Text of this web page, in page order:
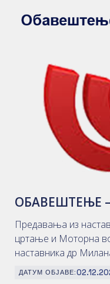
ОБАВЕШТЕЊЕ
Предавања из
цртање и Моторна
наставника др
ДАТУМ ОБЈАВЕ: